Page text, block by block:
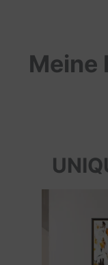
Meine